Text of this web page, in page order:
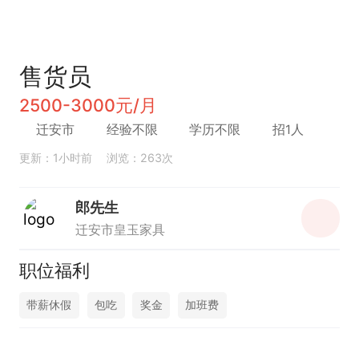
售货员
2500-3000元/月
迁安市 经验不限 学历不限 招1人
更新：1小时前 浏览：263次
郎先生
迁安市皇玉家具
职位福利
带薪休假 包吃 奖金 加班费